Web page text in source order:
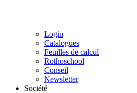
Login
Catalogues
Feuilles de calcul
Rothoschool
Conseil
Newsletter
Société